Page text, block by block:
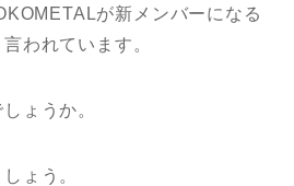
が新メンバーになる
われています。
ょうか。
ょう。